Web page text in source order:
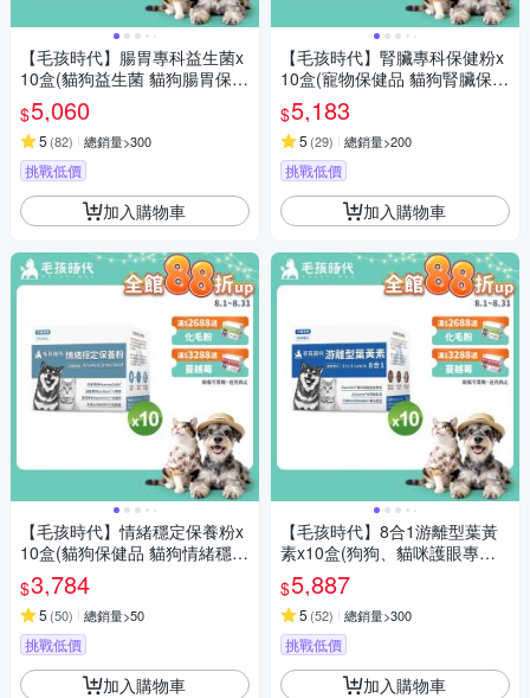
【毛孩時代】腸胃專科益生菌x
10盒(貓狗益生菌 貓狗腸胃保
健)
$5,060
5 (82) 總銷量>300
挑戰低價
加入購物車
【毛孩時代】情緒穩定保養粉x
10盒(貓狗保健品 貓狗情緒穩定
保健)
$3,784
5 (50) 總銷量>50
挑戰低價
加入購物車
【毛孩時代】腎臟專科保健粉x
10盒(寵物保健品 貓狗腎臟保健
品)
$5,183
5 (29) 總銷量>200
挑戰低價
加入購物車
【毛孩時代】8合1游離型葉黃
素x10盒(狗狗、貓咪護眼專
用、市面專利成分)★獸醫推薦
$5,887
5 (52) 總銷量>300
挑戰低價
加入購物車